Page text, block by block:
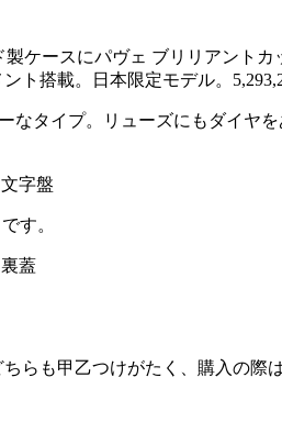
製ケースにパヴェ ブリリアント
ト搭載。日本限定モデル。
タイプ。リューズにもダイヤ
す。
らも甲乙つけがたく、購入の際